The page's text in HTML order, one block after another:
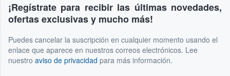
¡Regístrate para recibir las últimas novedades,
ofertas exclusivas y mucho más!
Puedes cancelar la suscripción en cualquier momento usando el
enlace que aparece en nuestros correos electrónicos. Lee
nuestro aviso de privacidad para más información.